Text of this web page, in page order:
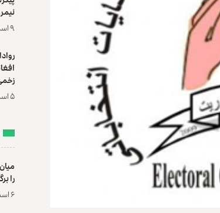
۹ اسد ۱۴۰۵ - ۳۱ جولای ۲۰۲۶
۵ اسد ۱۴۰۵ - ۲۷ جولای ۲۰۲۶
را
۶ اسد ۱۴۰۵ - ۲۸ جولای ۲۰۲۶